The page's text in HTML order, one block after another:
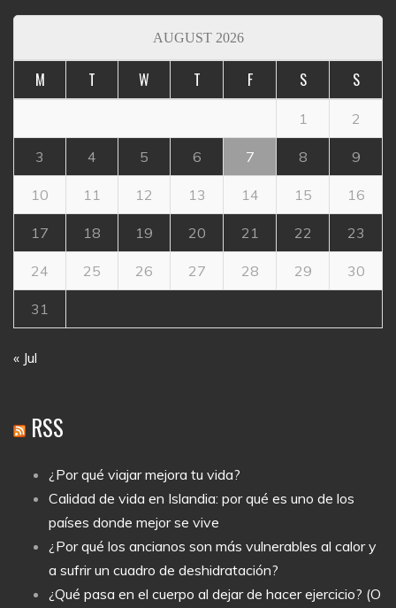
AUGUST 2026
M T W T F S S
1 2
3 4 5 6 7 8 9
10 11 12 13 14 15 16
17 18 19 20 21 22 23
24 25 26 27 28 29 30
31
« Jul
RSS
¿Por qué viajar mejora tu vida?
Calidad de vida en Islandia: por qué es uno de los
países donde mejor se vive
¿Por qué los ancianos son más vulnerables al calor y
a sufrir un cuadro de deshidratación?
¿Qué pasa en el cuerpo al dejar de hacer ejercicio? (O